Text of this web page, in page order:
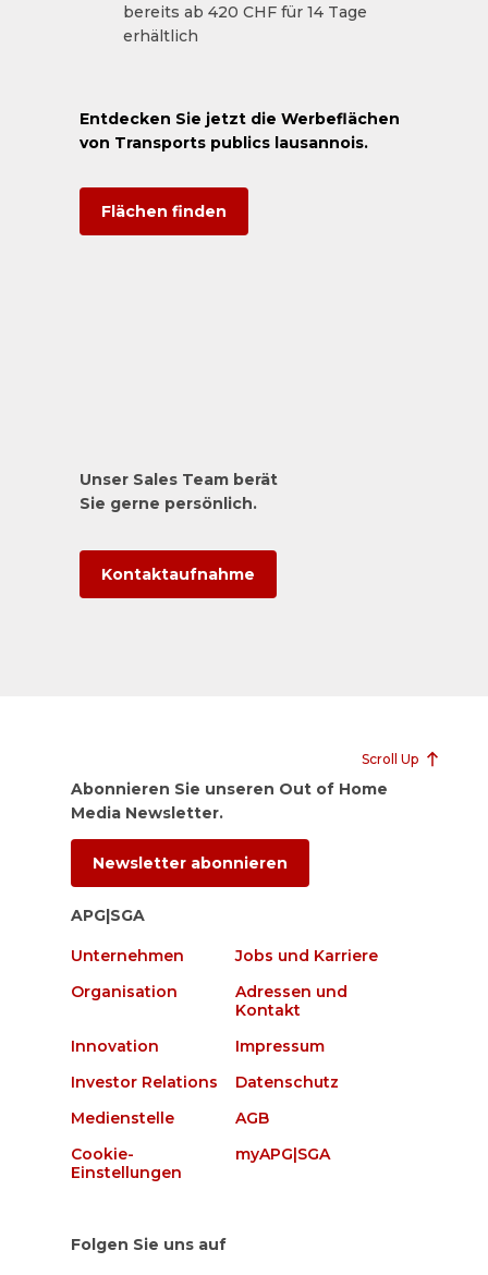
bereits ab 420 CHF für 14 Tage
erhältlich
Entdecken Sie jetzt die Werbeflächen
von Transports publics lausannois.
Flächen finden
Unser Sales Team berät
Sie gerne persönlich.
Kontaktaufnahme
Scroll Up
Abonnieren Sie unseren Out of Home
Media Newsletter.
Newsletter abonnieren
APG|SGA
Unternehmen
Jobs und Karriere
Organisation
Adressen und
Kontakt
Innovation
Impressum
Investor Relations
Datenschutz
Medienstelle
AGB
Cookie-
Einstellungen
myAPG|SGA
Folgen Sie uns auf